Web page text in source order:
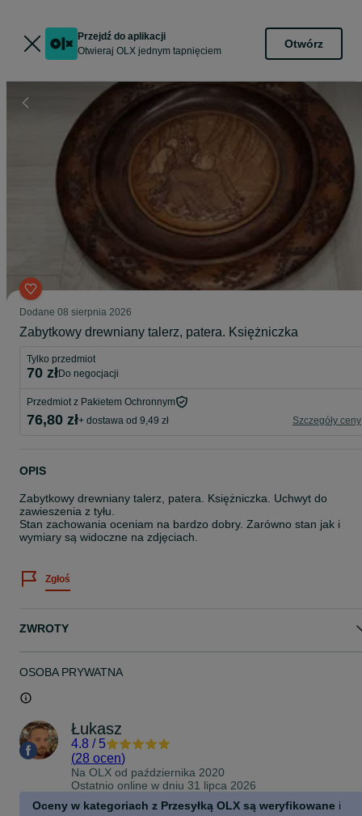
Przejdź do aplikacji
Otwieraj OLX jednym tapnięciem
Otwórz
Dodane 08 sierpnia 2026
Zabytkowy drewniany talerz, patera. Księżniczka
Tylko przedmiot
70 zł do negocjacji
Przedmiot z Pakietem Ochronnym
76,80 zł+ dostawa od 9,49 zł Szczegóły ceny
OPIS
Zabytkowy drewniany talerz, patera. Księżniczka. Uchwyt do
zawieszenia z tyłu.
Stan zachowania oceniam na bardzo dobry. Zarówno stan jak i
wymiary są widoczne na zdjęciach.
Zgłoś
ZWROTY
OSOBA PRYWATNA
Łukasz
4.8 / 5
(28 ocen)
Na OLX od października 2020
Ostatnio online w dniu 31 lipca 2026
Oceny w kategoriach z Przesyłką OLX są weryfikowane i